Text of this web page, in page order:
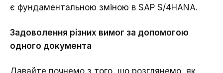
є фундаментальною зміною в SAP S/4HANA.
Задоволення різних вимог за допомогою
одного документа